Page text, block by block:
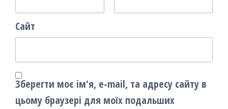
Сайт
Зберегти моє ім'я, e-mail, та адресу сайту в
цьому браузері для моїх подальших